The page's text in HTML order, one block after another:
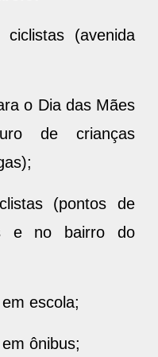
o Dia das Mães
de crianças
(pontos de
e no bairro do
escola;
ônibus;
com foco no